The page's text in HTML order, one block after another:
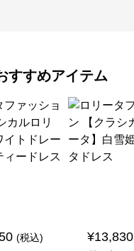
すすめアイテム
(税込) ¥13,830